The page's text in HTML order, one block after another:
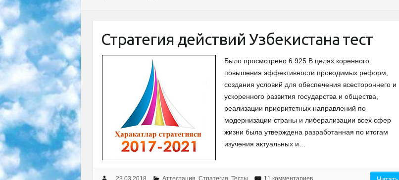
Стратегия действий Узбекистана тест
Было просмотрено 6 925 В целях коренного
повышения эффективности проводимых реформ,
создания условий для обеспечения всестороннего и
ускоренного развития государства и общества,
реализации приоритетных направлений по
модернизации страны и либерализации всех сфер
жизни была утверждена разработанная по итогам
изучения актуальных и…
23.03.2018 Аттестация, Стратегия, Тесты 11 комментариев